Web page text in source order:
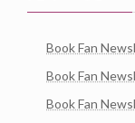
Book Fan
Book Fan
Book Fan